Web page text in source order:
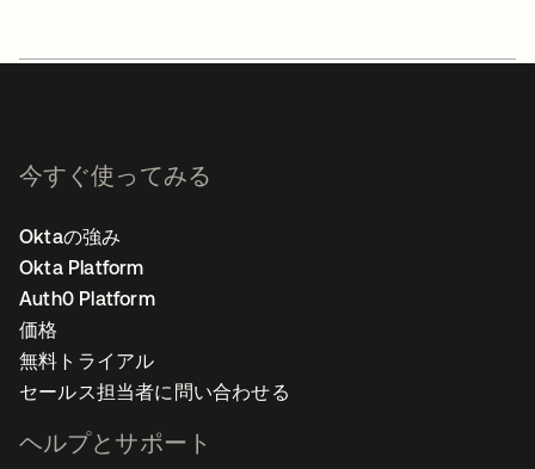
今すぐ使ってみる
Oktaの強み
Okta Platform
Auth0 Platform
価格
無料トライアル
セールス担当者に問い合わせる
ヘルプとサポート